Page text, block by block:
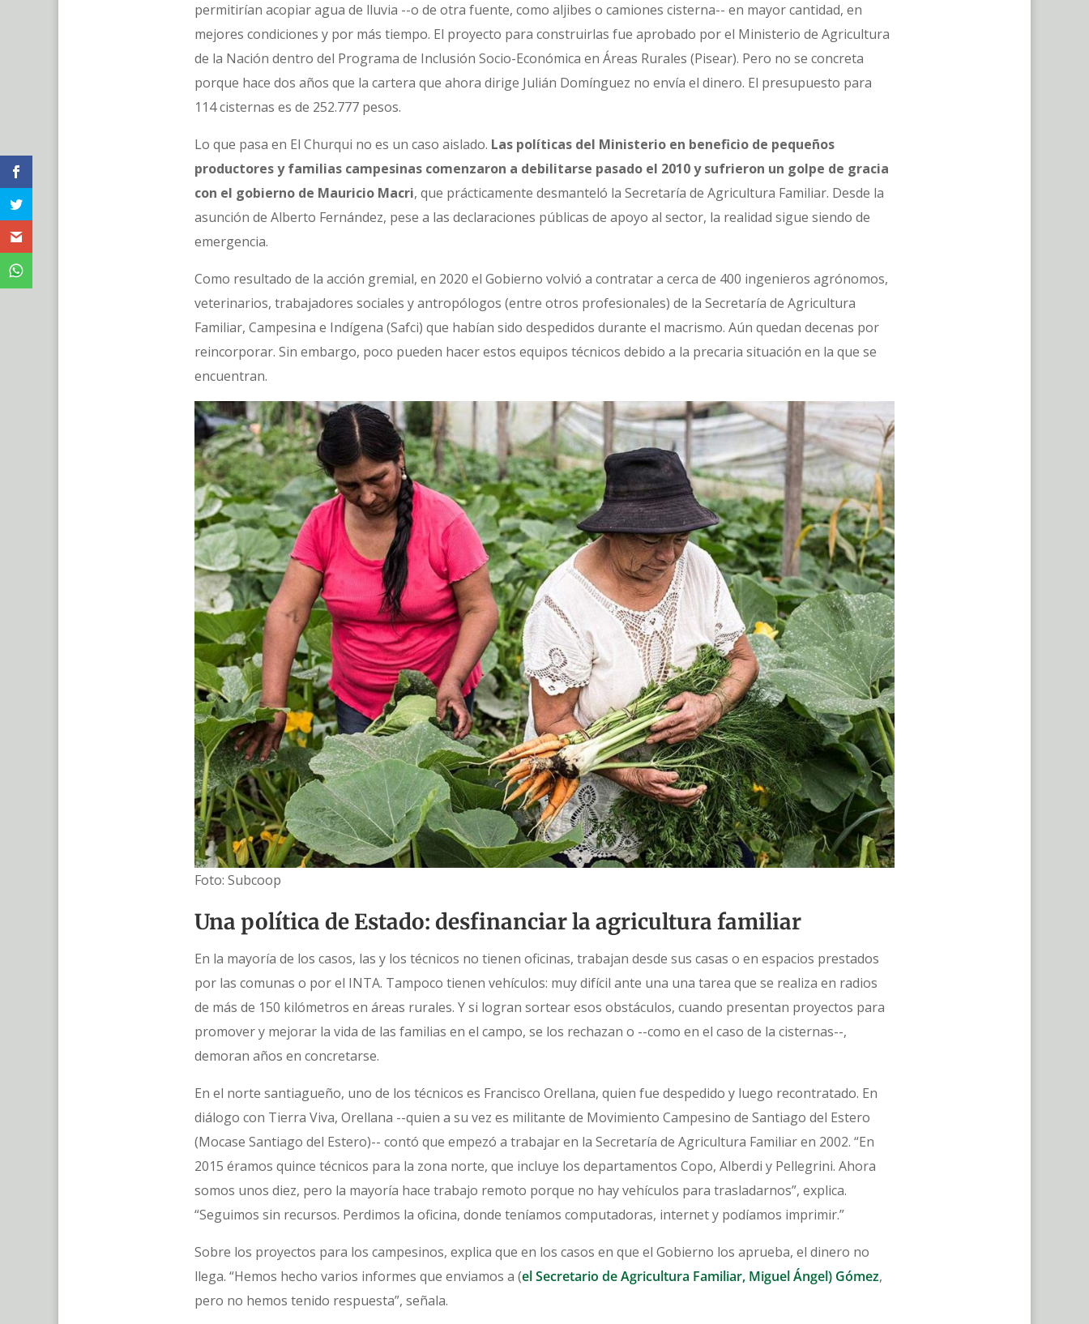
permitirían acopiar agua de lluvia --o de otra fuente, como aljibes o camiones cisterna-- en mayor cantidad, en
mejores condiciones y por más tiempo. El proyecto para construirlas fue aprobado por el Ministerio de Agricultura
de la Nación dentro del Programa de Inclusión Socio-Económica en Áreas Rurales (Pisear). Pero no se concreta
porque hace dos años que la cartera que ahora dirige Julián Domínguez no envía el dinero. El presupuesto para
114 cisternas es de 252.777 pesos.
Lo que pasa en El Churqui no es un caso aislado. Las políticas del Ministerio en beneficio de pequeños
productores y familias campesinas comenzaron a debilitarse pasado el 2010 y sufrieron un golpe de gracia
con el gobierno de Mauricio Macri, que prácticamente desmanteló la Secretaría de Agricultura Familiar. Desde la
asunción de Alberto Fernández, pese a las declaraciones públicas de apoyo al sector, la realidad sigue siendo de
emergencia.
Como resultado de la acción gremial, en 2020 el Gobierno volvió a contratar a cerca de 400 ingenieros agrónomos,
veterinarios, trabajadores sociales y antropólogos (entre otros profesionales) de la Secretaría de Agricultura
Familiar, Campesina e Indígena (Safci) que habían sido despedidos durante el macrismo. Aún quedan decenas por
reincorporar. Sin embargo, poco pueden hacer estos equipos técnicos debido a la precaria situación en la que se
encuentran.
Foto: Subcoop
Una política de Estado: desfinanciar la agricultura familiar
En la mayoría de los casos, las y los técnicos no tienen oficinas, trabajan desde sus casas o en espacios prestados
por las comunas o por el INTA. Tampoco tienen vehículos: muy difícil ante una una tarea que se realiza en radios
de más de 150 kilómetros en áreas rurales. Y si logran sortear esos obstáculos, cuando presentan proyectos para
promover y mejorar la vida de las familias en el campo, se los rechazan o --como en el caso de la cisternas--,
demoran años en concretarse.
En el norte santiagueño, uno de los técnicos es Francisco Orellana, quien fue despedido y luego recontratado. En
diálogo con Tierra Viva, Orellana --quien a su vez es militante de Movimiento Campesino de Santiago del Estero
(Mocase Santiago del Estero)-- contó que empezó a trabajar en la Secretaría de Agricultura Familiar en 2002. “En
2015 éramos quince técnicos para la zona norte, que incluye los departamentos Copo, Alberdi y Pellegrini. Ahora
somos unos diez, pero la mayoría hace trabajo remoto porque no hay vehículos para trasladarnos”, explica.
“Seguimos sin recursos. Perdimos la oficina, donde teníamos computadoras, internet y podíamos imprimir.”
Sobre los proyectos para los campesinos, explica que en los casos en que el Gobierno los aprueba, el dinero no
llega. “Hemos hecho varios informes que enviamos a (el Secretario de Agricultura Familiar, Miguel Ángel) Gómez,
pero no hemos tenido respuesta”, señala.